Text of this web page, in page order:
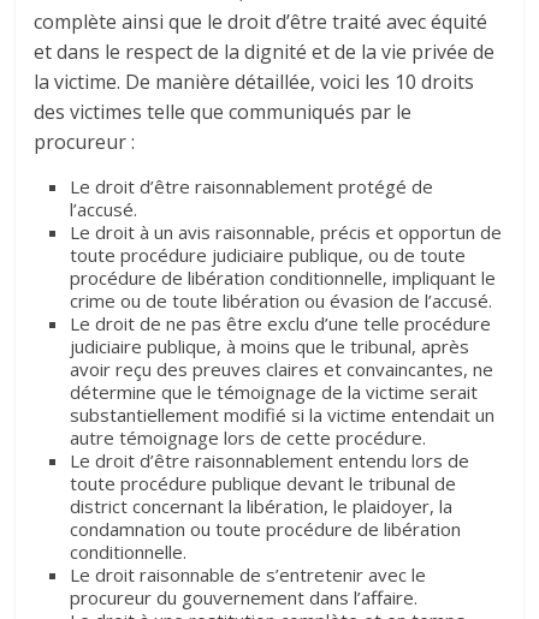
complète ainsi que le droit d’être traité avec équité
et dans le respect de la dignité et de la vie privée de
la victime. De manière détaillée, voici les 10 droits
des victimes telle que communiqués par le
procureur :
Le droit d’être raisonnablement protégé de
l’accusé.
Le droit à un avis raisonnable, précis et opportun de
toute procédure judiciaire publique, ou de toute
procédure de libération conditionnelle, impliquant le
crime ou de toute libération ou évasion de l’accusé.
Le droit de ne pas être exclu d’une telle procédure
judiciaire publique, à moins que le tribunal, après
avoir reçu des preuves claires et convaincantes, ne
détermine que le témoignage de la victime serait
substantiellement modifié si la victime entendait un
autre témoignage lors de cette procédure.
Le droit d’être raisonnablement entendu lors de
toute procédure publique devant le tribunal de
district concernant la libération, le plaidoyer, la
condamnation ou toute procédure de libération
conditionnelle.
Le droit raisonnable de s’entretenir avec le
procureur du gouvernement dans l’affaire.